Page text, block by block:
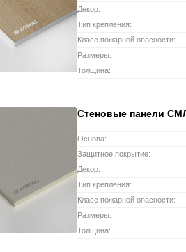
Декор:
Тип крепления:
Класс пожарной опасности:
Размеры:
Толщина:
Стеновые панели
Основа:
Защитное покрытие:
Декор:
Тип крепления:
Класс пожарной опасности:
Размеры:
Толщина: